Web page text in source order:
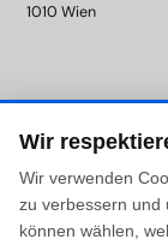
1010 Wien
office@sdi-
Wir
Wir verwenden
zu verbessern und
können wählen,